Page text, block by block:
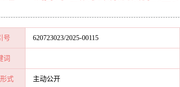
号 620723023/2025-00115
词
式 主动公开